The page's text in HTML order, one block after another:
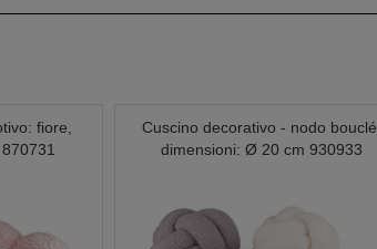
fiore,
Cuscino decorativo - nodo bouclé,
dimensioni: Ø 20 cm 930933